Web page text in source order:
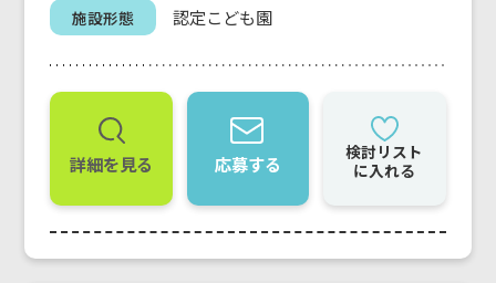
施設形態 認定こども園
詳細を見る 応募する
検討リスト
に入れる